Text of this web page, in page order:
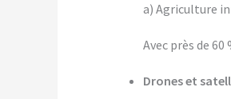
a) Agriculture
Avec près de
Drones et